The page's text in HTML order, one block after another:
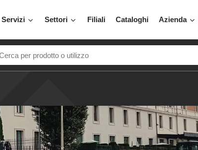
Servizi Settori Filiali Cataloghi Azienda